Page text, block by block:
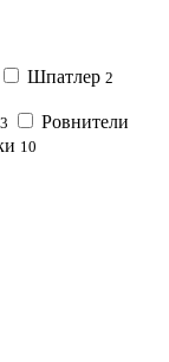
Шпатлер 2
3
Ровнители
10